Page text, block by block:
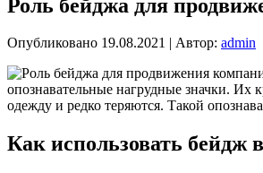
Роль бейджа для
Опубликовано 19.08.2021 Автор: admin
опознавательные нагрудные значки. Их
одежду и редко теряются. Такой
Как использовать бейдж